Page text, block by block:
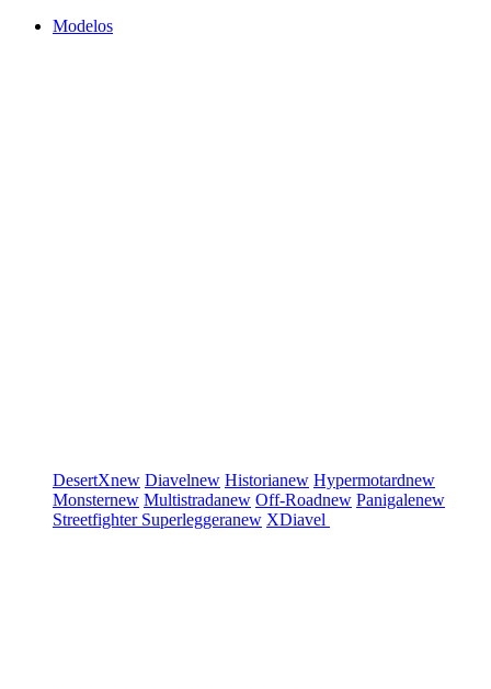
Modelos
DesertXnew Diavelnew Historianew Hypermotardnew
Monsternew Multistradanew Off-Roadnew Panigalenew
Streetfighter Superleggeranew XDiavel